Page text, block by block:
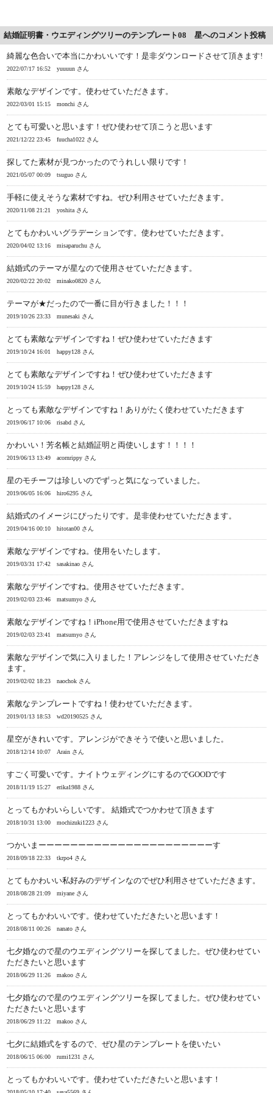
結婚証明書・ウエディングツリーのテンプレート08 星へのコメント投稿
綺麗な色合いで本当にかわいいです！是非ダウンロードさせて頂きます!
2022/07/17 16:52 yuuuun さん
素敵なデザインです。使わせていただきます。
2022/03/01 15:15 monchi さん
とても可愛いと思います！ぜひ使わせて頂こうと思います
2021/12/22 23:45 fuucha1022 さん
探してた素材が見つかったのでうれしい限りです！
2021/05/07 00:09 tsuguo さん
手軽に使えそうな素材ですね。ぜひ利用させていただきます。
2020/11/08 21:21 yoshita さん
とてもかわいいグラデーションです。使わせていただきます。
2020/04/02 13:16 misaparuchu さん
結婚式のテーマが星なので使用させていただきます。
2020/02/22 20:02 minako0820 さん
テーマが★だったので一番に目が行きました！！！
2019/10/26 23:33 munesaki さん
とても素敵なデザインですね！ぜひ使わせていただきます
2019/10/24 16:01 happy128 さん
とても素敵なデザインですね！ぜひ使わせていただきます
2019/10/24 15:59 happy128 さん
とっても素敵なデザインですね！ありがたく使わせていただきます
2019/06/17 10:06 risabd さん
かわいい！芳名帳と結婚証明と両使いします！！！！
2019/06/13 13:49 acornrippy さん
星のモチーフは珍しいのでずっと気になっていました。
2019/06/05 16:06 hiro6295 さん
結婚式のイメージにぴったりです。是非使わせていただきます。
2019/04/16 00:10 hitotan00 さん
素敵なデザインですね。使用をいたします。
2019/03/31 17:42 sasakinao さん
素敵なデザインですね。使用させていただきます。
2019/02/03 23:46 matsumyo さん
素敵なデザインですね！iPhone用で使用させていただきますね
2019/02/03 23:41 matsumyo さん
素敵なデザインで気に入りました！アレンジをして使用させていただき
ます。
2019/02/02 18:23 naochok さん
素敵なテンプレートですね！使わせていただきます。
2019/01/13 18:53 wd20190525 さん
星空がきれいです。アレンジができそうで使いと思いました。
2018/12/14 10:07 Arain さん
すごく可愛いです。ナイトウェディングにするのでGOODです
2018/11/19 15:27 erika1988 さん
とってもかわいらしいです。 結婚式でつかわせて頂きます
2018/10/31 13:00 mochizuki1223 さん
つかいまーーーーーーーーーーーーーーーーーーーーーーす
2018/09/18 22:33 tkrpo4 さん
とてもかわいい私好みのデザインなのでぜひ利用させていただきます。
2018/08/28 21:09 miyane さん
とってもかわいいです。使わせていただきたいと思います！
2018/08/11 00:26 nanato さん
七夕婚なので星のウエディングツリーを探してました。ぜひ使わせてい
ただきたいと思います
2018/06/29 11:26 makoo さん
七夕婚なので星のウエディングツリーを探してました。ぜひ使わせてい
ただきたいと思います
2018/06/29 11:22 makoo さん
七夕に結婚式をするので、ぜひ星のテンプレートを使いたい
2018/06/15 06:00 rumi1231 さん
とってもかわいいです。使わせていただきたいと思います！